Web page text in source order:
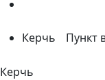
Керчь Пункт
Керчь